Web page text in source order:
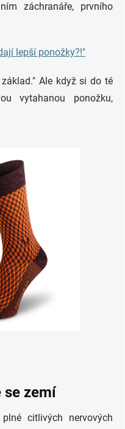
záchranáře, prvního
lepší ponožky?!"
Ale když si do té
vytahanou ponožku,
se zemí
citlivých nervových